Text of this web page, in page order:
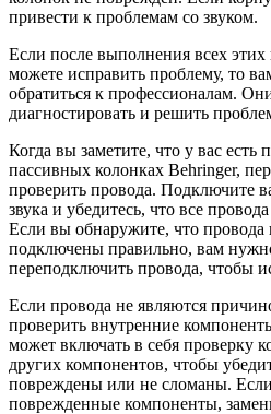
привести к проблемам со звуком.
Если после выполнения всех
можете исправить проблему, то
обратиться к профессионалам.
диагностировать и решить
Когда вы заметите, что у вас
пассивных колонках Behringer,
проверить провода. Подключите
звука и убедитесь, что все
Если вы обнаружите, что
подключены правильно, вам
переподключить провода, чтобы
Если провода не являются
проверить внутренние
может включать в себя проверку
других компонентов, чтобы
повреждены или не сломаны.
поврежденные компоненты,